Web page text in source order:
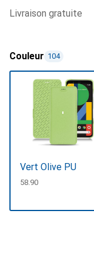
livraison gratuite
Couleur 104
Vert Olive PU
CHF
58.90